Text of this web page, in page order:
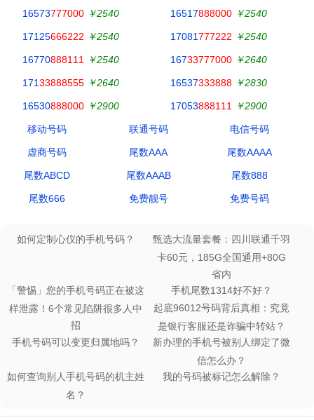
16573777000 ￥2540 16517888000 ￥2540
17125666222 ￥2540 17081777222 ￥2540
16770888111 ￥2540 16733777000 ￥2640
17133888555 ￥2640 16537333888 ￥2830
16530888000 ￥2900 17053888111 ￥2900
移动号码 联通号码 电信号码
虚商号码 尾数AAA 尾数AAAA
尾数ABCD 尾数AAAB 尾数888
尾数666 免费靓号 免费号码
如何定制心仪的手机号码？ 甄选大流量套餐：四川联通千羽
卡60元，185G全国通用+80G
省内
「警惕」您的手机号码正在被这
样泄露！6个常见陷阱很多人中
招
手机尾数1314好不好？
起底96012号码背后真相：究竟
是银行客服还是诈骗中转站？
手机号码可以变更归属地吗？ 新办理的手机号被别人绑定了微
信怎么办？
如何查询别人手机号码的机主姓
名？
我的号码被标记怎么解除？